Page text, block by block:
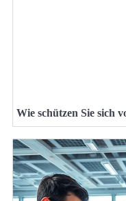
Wie schützen Sie sich